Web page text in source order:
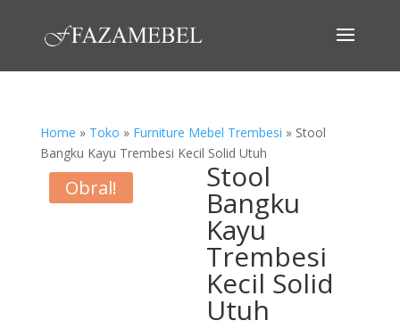
Home » Toko » Furniture Mebel Trembesi » Stool
Bangku Kayu Trembesi Kecil Solid Utuh
Obral! Stool
Bangku
Kayu
Trembesi
Kecil Solid
Utuh